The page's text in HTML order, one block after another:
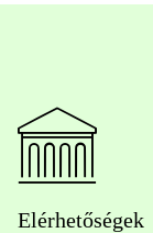
Elérhetőségek